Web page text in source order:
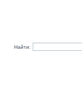
Найти: